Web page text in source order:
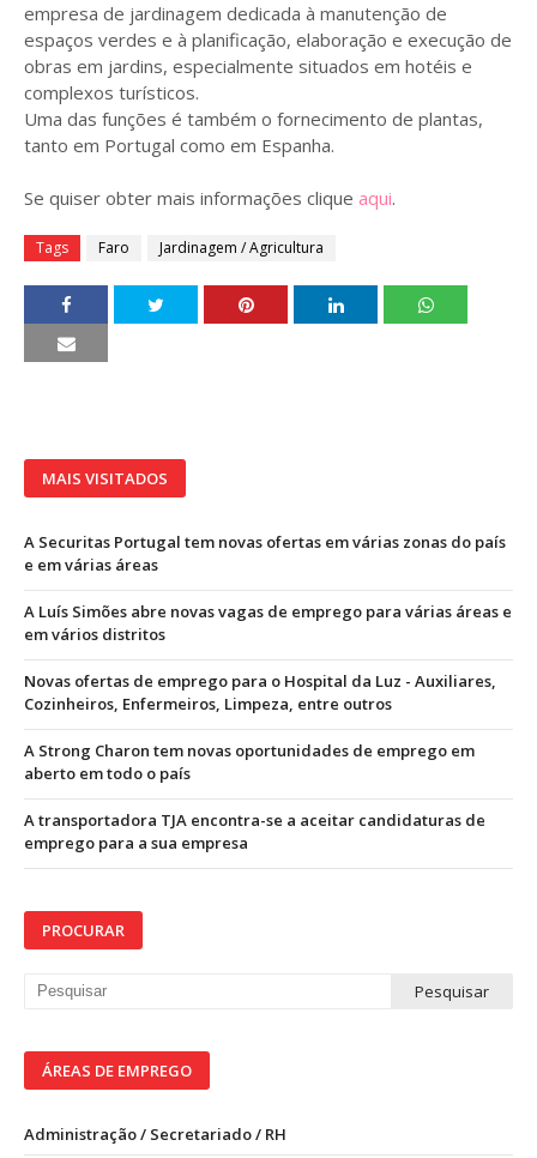
empresa de jardinagem dedicada à manutenção de
espaços verdes e à planificação, elaboração e execução de
obras em jardins, especialmente situados em hotéis e
complexos turísticos.
Uma das funções é também o fornecimento de plantas,
tanto em Portugal como em Espanha.
Se quiser obter mais informações clique aqui.
Tags Faro Jardinagem / Agricultura
MAIS VISITADOS
A Securitas Portugal tem novas ofertas em várias zonas do país
e em várias áreas
A Luís Simões abre novas vagas de emprego para várias áreas e
em vários distritos
Novas ofertas de emprego para o Hospital da Luz - Auxiliares,
Cozinheiros, Enfermeiros, Limpeza, entre outros
A Strong Charon tem novas oportunidades de emprego em
aberto em todo o país
A transportadora TJA encontra-se a aceitar candidaturas de
emprego para a sua empresa
PROCURAR
ÁREAS DE EMPREGO
Administração / Secretariado / RH